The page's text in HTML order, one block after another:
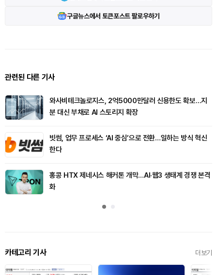
구글뉴스에서 토큰포스트 팔로우하기
관련된 다른 기사
와사비테크놀로지스, 2억5000만달러 신용한도 확보…지
분 대신 부채로 AI 스토리지 확장
빗썸, 업무 프로세스 ‘AI 중심’으로 전환…일하는 방식 혁신
한다
홍콩 HTX 제네시스 해커톤 개막…AI·웹3 생태계 경쟁 본격
화
카테고리 기사 더보기